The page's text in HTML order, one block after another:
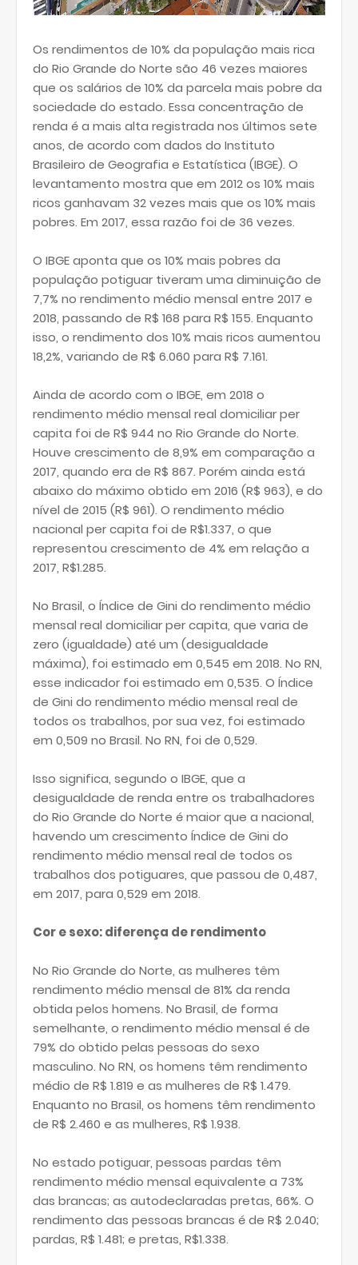
Os rendimentos de 10% da população mais rica
do Rio Grande do Norte são 46 vezes maiores
que os salários de 10% da parcela mais pobre da
sociedade do estado. Essa concentração de
renda é a mais alta registrada nos últimos sete
anos, de acordo com dados do Instituto
Brasileiro de Geografia e Estatística (IBGE). O
levantamento mostra que em 2012 os 10% mais
ricos ganhavam 32 vezes mais que os 10% mais
pobres. Em 2017, essa razão foi de 36 vezes.
O IBGE aponta que os 10% mais pobres da
população potiguar tiveram uma diminuição de
7,7% no rendimento médio mensal entre 2017 e
2018, passando de R$ 168 para R$ 155. Enquanto
isso, o rendimento dos 10% mais ricos aumentou
18,2%, variando de R$ 6.060 para R$ 7.161.
Ainda de acordo com o IBGE, em 2018 o
rendimento médio mensal real domiciliar per
capita foi de R$ 944 no Rio Grande do Norte.
Houve crescimento de 8,9% em comparação a
2017, quando era de R$ 867. Porém ainda está
abaixo do máximo obtido em 2016 (R$ 963), e do
nível de 2015 (R$ 961). O rendimento médio
nacional per capita foi de R$1.337, o que
representou crescimento de 4% em relação a
2017, R$1.285.
No Brasil, o Índice de Gini do rendimento médio
mensal real domiciliar per capita, que varia de
zero (igualdade) até um (desigualdade
máxima), foi estimado em 0,545 em 2018. No RN,
esse indicador foi estimado em 0,535. O Índice
de Gini do rendimento médio mensal real de
todos os trabalhos, por sua vez, foi estimado
em 0,509 no Brasil. No RN, foi de 0,529.
Isso significa, segundo o IBGE, que a
desigualdade de renda entre os trabalhadores
do Rio Grande do Norte é maior que a nacional,
havendo um crescimento Índice de Gini do
rendimento médio mensal real de todos os
trabalhos dos potiguares, que passou de 0,487,
em 2017, para 0,529 em 2018.
Cor e sexo: diferença de rendimento
No Rio Grande do Norte, as mulheres têm
rendimento médio mensal de 81% da renda
obtida pelos homens. No Brasil, de forma
semelhante, o rendimento médio mensal é de
79% do obtido pelas pessoas do sexo
masculino. No RN, os homens têm rendimento
médio de R$ 1.819 e as mulheres de R$ 1.479.
Enquanto no Brasil, os homens têm rendimento
de R$ 2.460 e as mulheres, R$ 1.938.
No estado potiguar, pessoas pardas têm
rendimento médio mensal equivalente a 73%
das brancas; as autodeclaradas pretas, 66%. O
rendimento das pessoas brancas é de R$ 2.040;
pardas, R$ 1.481; e pretas, R$1.338.